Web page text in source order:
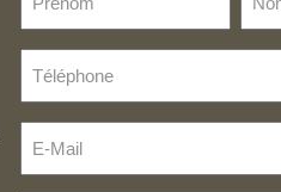
(Nécessaire)
de
(Nécessaire)
Mail